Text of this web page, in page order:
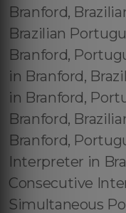
Branford,
Brazilian
Branford,
in Branford,
in Branford,
Branford,
Branford,
Interpreter in
Consecutive
Simultaneous